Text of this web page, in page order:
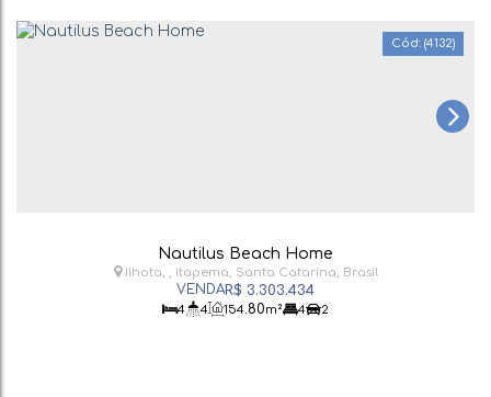
(4132)
Nautilus Beach Home
R$ 3.303.434
Ilhota , Itapema, Santa Catarina, Brasil
4 4 154 .80m² 4 2